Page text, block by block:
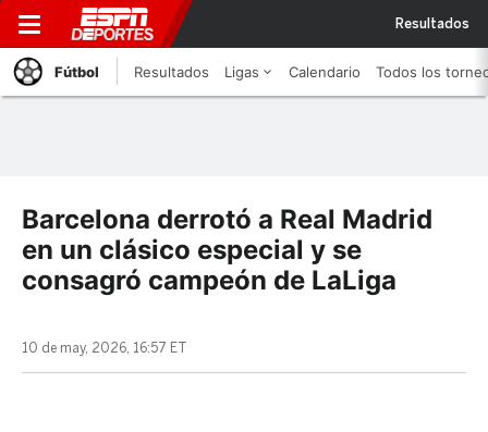
Resultados
Fútbol Resultados Ligas Calendario Todos los
Barcelona derrotó a Real Madrid
en un clásico especial y se
consagró campeón de LaLiga
10 de may, 2026, 16:57 ET